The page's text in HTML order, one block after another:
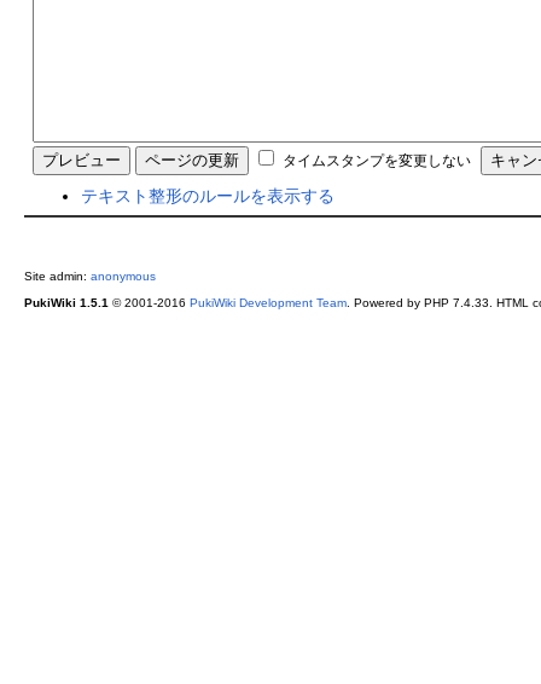
タイムスタンプを変更しない
テキスト整形のルールを表示する
Site admin: anonymous
PukiWiki 1.5.1 © 2001-2016 PukiWiki Development Team. Powered by PHP 7.4.33. HTML